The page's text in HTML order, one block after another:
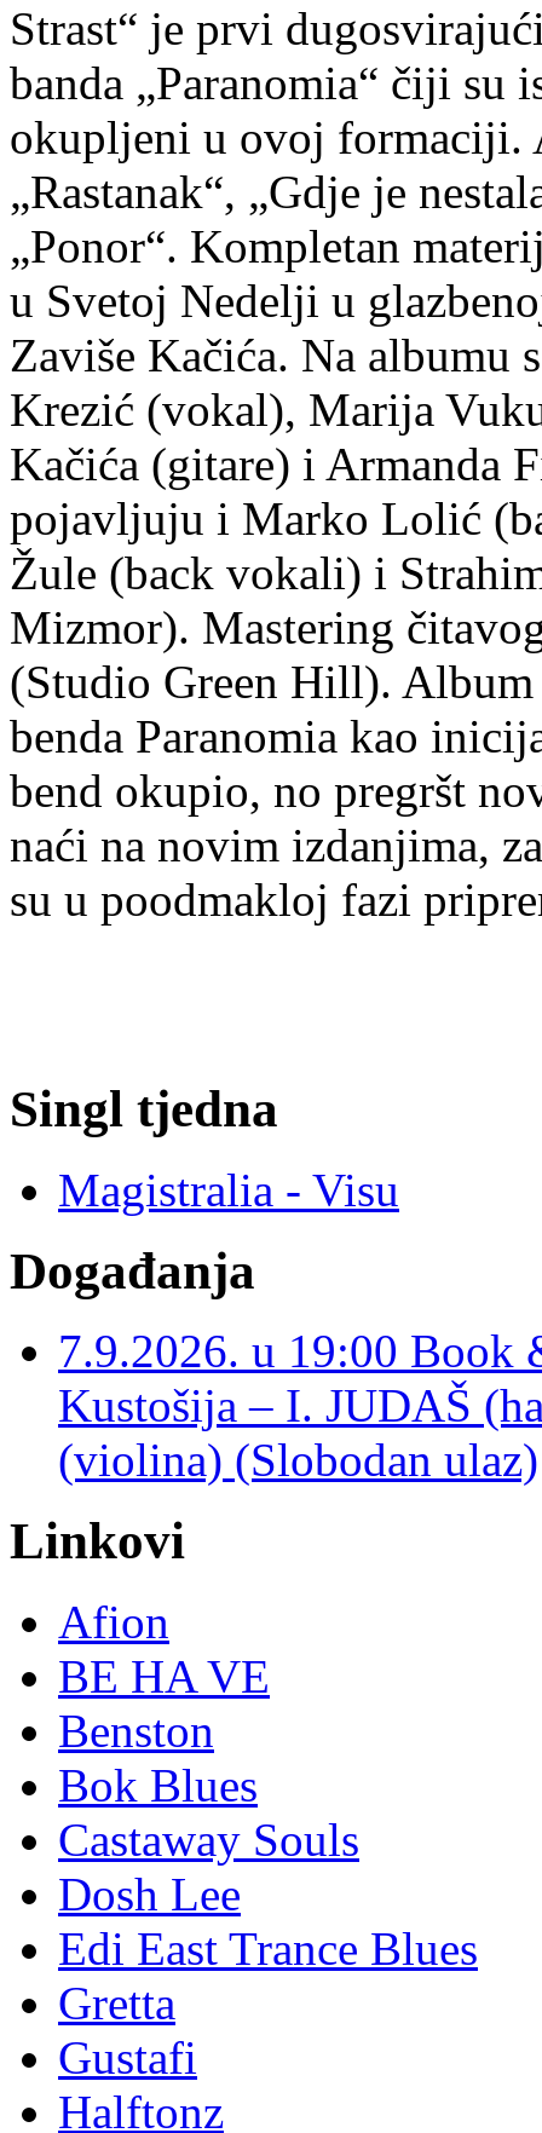
Strast“ je prvi
banda „Paranomia“ čiji su
okupljeni u ovoj formaciji.
„Rastanak“, „Gdje je
„Ponor“. Kompletan
u Svetoj Nedelji u
Zaviše Kačića. Na albumu
Krezić (vokal), Marija
Kačića (gitare) i Armanda
pojavljuju i Marko Lolić
Žule (back vokali) i
Mizmor). Mastering
(Studio Green Hill).
benda Paranomia kao
bend okupio, no pregršt
naći na novim izdanjima,
su u poodmakloj fazi
Singl tjedna
Magistralia - Visu
Događanja
7.9.2026. u 19:00 Book
Kustošija – I. JUDAŠ
(violina) (Slobodan ulaz)
Linkovi
Afion
BE HA VE
Benston
Bok Blues
Castaway Souls
Dosh Lee
Edi East Trance Blues
Gretta
Gustafi
Halftonz